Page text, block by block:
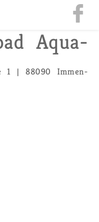
Aqua­
1 | 88090 Im­men­